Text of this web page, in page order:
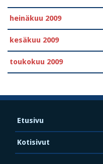
heinäkuu 2009
kesäkuu 2009
toukokuu 2009
Etusivu
Kotisivut